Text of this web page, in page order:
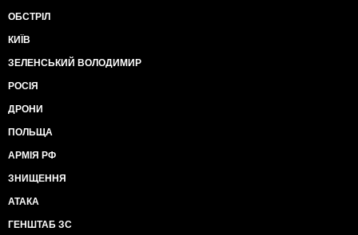
ОБСТРІЛ
КИЇВ
ЗЕЛЕНСЬКИЙ ВОЛОДИМИР
РОСІЯ
ДРОНИ
ПОЛЬЩА
АРМІЯ РФ
ЗНИЩЕННЯ
АТАКА
ГЕНШТАБ ЗС